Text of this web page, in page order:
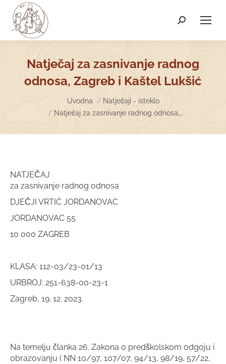
Search:
Natječaj za zasnivanje radnog
odnosa, Zagreb i Kaštel Lukšić
Uvodna
Natječaji - isteklo
Natječaj za zasnivanje radnog odnosa,…
NATJEČAJ
za zasnivanje radnog odnosa
DJEČJI VRTIĆ JORDANOVAC
JORDANOVAC 55
10 000 ZAGREB
KLASA: 112-03/23-01/13
URBROJ: 251-638-00-23-1
Zagreb, 19. 12. 2023.
Na temelju članka 26. Zakona o predškolskom odgoju i
obrazovanju ( NN 10/97, 107/07, 94/13, 98/19, 57/22,